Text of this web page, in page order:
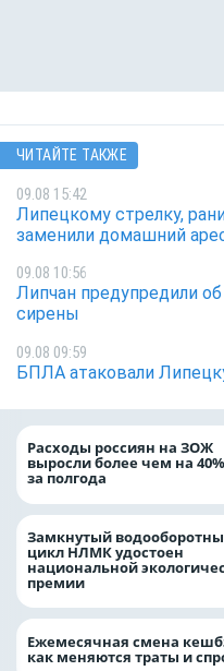
ЧИТАЙТЕ ТАКЖЕ
09.08 15:42
Липецкому стрелку,
заменили домашний
09.08 10:56
Липчан предупредили
сирены
09.08 09:59
БПЛА атаковали
Расходы россиян на ЗОЖ
выросли более чем на 40%
за полгода
Замкнутый
цикл НЛМК удостоен
национальной
премии
Ежемесячная смена
как меняются траты и